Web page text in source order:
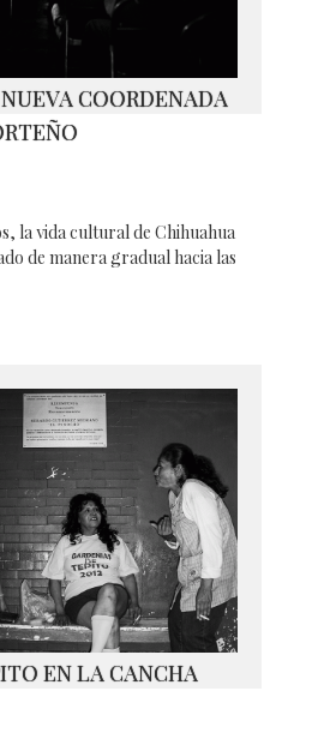
COORDENADA
la vida cultural de Chihuahua
de manera gradual hacia las
EN LA CANCHA